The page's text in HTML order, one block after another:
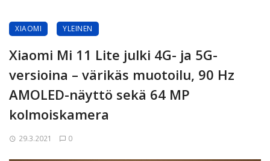
XIAOMI YLEINEN
Xiaomi Mi 11 Lite julki 4G- ja 5G-
versioina – värikäs muotoilu, 90 Hz
AMOLED-näyttö sekä 64 MP
kolmoiskamera
29.3.2021 0